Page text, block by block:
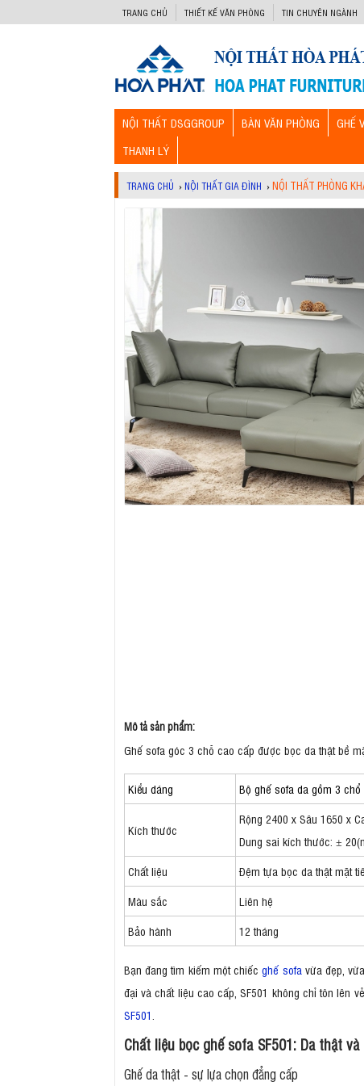
TRANG CHỦ THIẾT KẾ VĂN PHÒNG TIN CHUYÊN NGÀNH
NỘI THẤT DSGGROUP BÀN VĂN PHÒNG GHẾ
THANH LÝ
TRANG CHỦ › NỘI THẤT GIA ĐÌNH ›NỘI THẤT PHÒNG
Mô tả sản phẩm:
Ghế sofa góc 3 chỗ cao cấp được bọc da thật bề
Kiểu dáng Bộ ghế sofa da gồm 3
Kích thước
Rộng 2400 x Sâu 1650 x
Dung sai kích thước: ±
Chất liệu
Đệm tựa bọc da thật mặt
Màu sắc
Liên hệ
Bảo hành
12 tháng
Bạn đang tìm kiếm một chiếcghế sofa vừa đẹp,
đại và chất liệu cao cấp, SF501 không chỉ tôn lên
SF501
Chất liệu bọc ghế sofa SF501: Da thật và
Ghế da thật - sự lựa chọn đẳng cấp